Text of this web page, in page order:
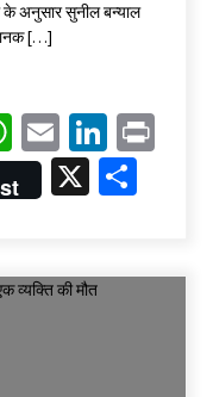
के अनुसार सुनील बन्याल
[…]
WhatsApp
Email
X